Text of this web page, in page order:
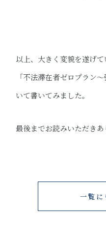
以上、大きく変貌を遂げ
「不法滞在者ゼロプラン
いて書いてみました。
最後までお読みいただきあ
一覧に